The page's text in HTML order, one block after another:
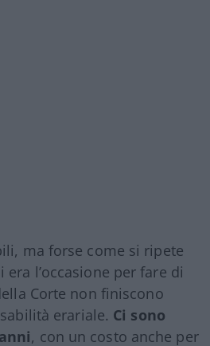
ma forse come si ripete
l’occasione per fare di
Corte non finiscono
erariale. Ci sono
, con un costo anche per